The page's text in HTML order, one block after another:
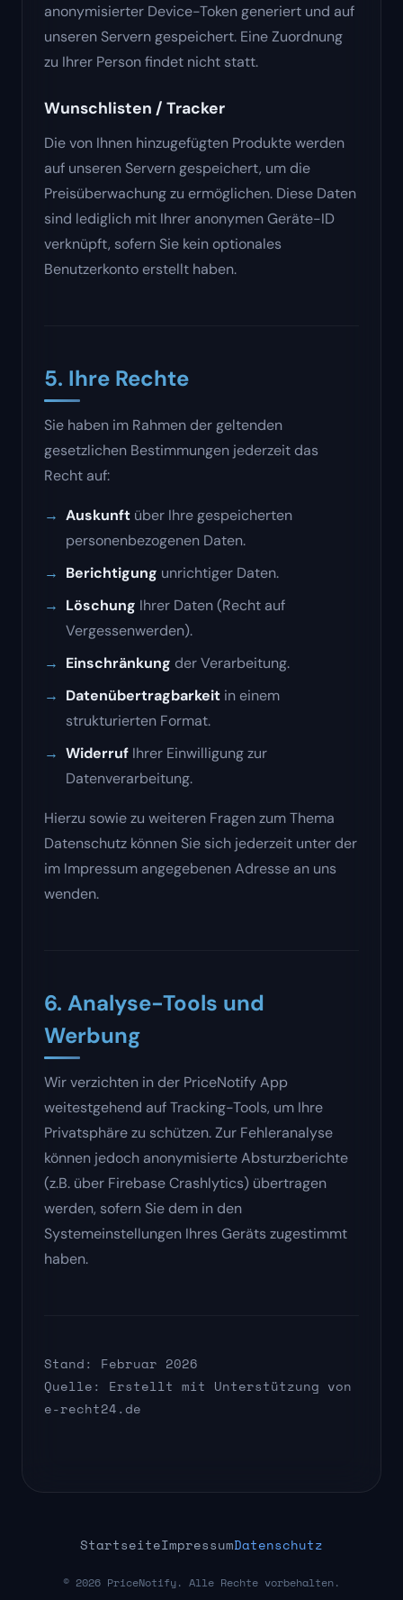
anonymisierter Device-Token generiert und auf
unseren Servern gespeichert. Eine Zuordnung
zu Ihrer Person findet nicht statt.
Wunschlisten / Tracker
Die von Ihnen hinzugefügten Produkte werden
auf unseren Servern gespeichert, um die
Preisüberwachung zu ermöglichen. Diese Daten
sind lediglich mit Ihrer anonymen Geräte-ID
verknüpft, sofern Sie kein optionales
Benutzerkonto erstellt haben.
5. Ihre Rechte
Sie haben im Rahmen der geltenden
gesetzlichen Bestimmungen jederzeit das
Recht auf:
Auskunft über Ihre gespeicherten
personenbezogenen Daten.
Berichtigung unrichtiger Daten.
Löschung Ihrer Daten (Recht auf
Vergessenwerden).
Einschränkung der Verarbeitung.
Datenübertragbarkeit in einem
strukturierten Format.
Widerruf Ihrer Einwilligung zur
Datenverarbeitung.
Hierzu sowie zu weiteren Fragen zum Thema
Datenschutz können Sie sich jederzeit unter der
im Impressum angegebenen Adresse an uns
wenden.
6. Analyse-Tools und
Werbung
Wir verzichten in der PriceNotify App
weitestgehend auf Tracking-Tools, um Ihre
Privatsphäre zu schützen. Zur Fehleranalyse
können jedoch anonymisierte Absturzberichte
(z.B. über Firebase Crashlytics) übertragen
werden, sofern Sie dem in den
Systemeinstellungen Ihres Geräts zugestimmt
haben.
Stand: Februar 2026
Quelle: Erstellt mit Unterstützung von
e-recht24.de
StartseiteImpressumDatenschutz
© 2026 PriceNotify. Alle Rechte vorbehalten.